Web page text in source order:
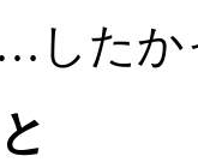
したか